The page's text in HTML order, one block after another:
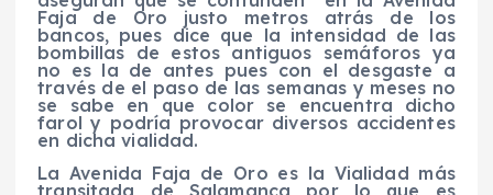
Faja de Oro justo metros atrás de los
bancos, pues dice que la intensidad de las
bombillas de estos antiguos semáforos ya
no es la de antes pues con el desgaste a
través de el paso de las semanas y meses no
se sabe en que color se encuentra dicho
farol y podría provocar diversos accidentes
en dicha vialidad.
La Avenida Faja de Oro es la Vialidad más